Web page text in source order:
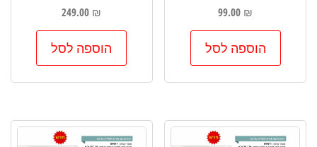
99.00 ₪
הוספה לסל
249.00 ₪
הוספה לסל